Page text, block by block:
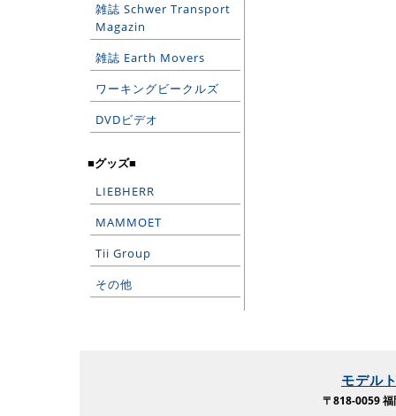
雑誌 Schwer Transport
Magazin
雑誌 Earth Movers
ワーキングビークルズ
DVDビデオ
■グッズ■
LIEBHERR
MAMMOET
Tii Group
その他
モデル
〒818-0059